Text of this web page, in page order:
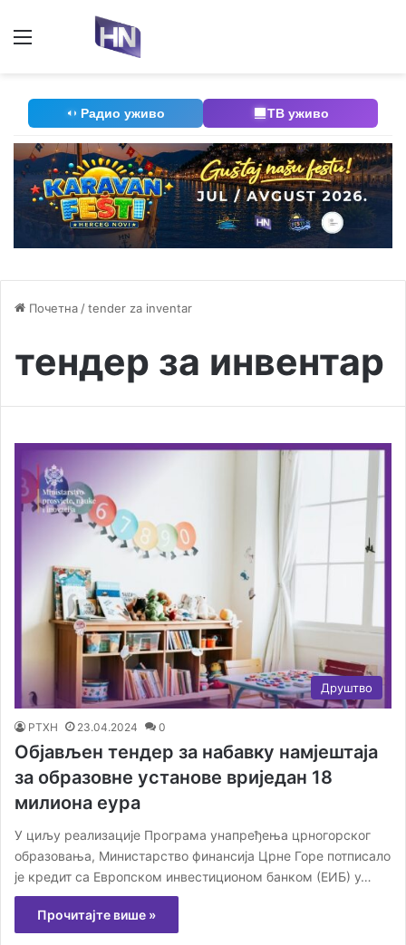
Радио уживо ТВ уживо
Почетна /tender za inventar
тендер за инвентар
Друштво
РТХН 23.04.2024 0
Објављен тендер за набавку намјештаја
за образовне установе вриједан 18
милиона еура
У циљу реализације Програма унапређења црногорског
образовања, Министарство финансија Црне Горе потписало
је кредит са Европском инвестиционом банком (ЕИБ) у…
Прочитајте више »